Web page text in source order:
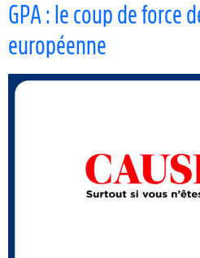
GPA : le coup de force
européenne